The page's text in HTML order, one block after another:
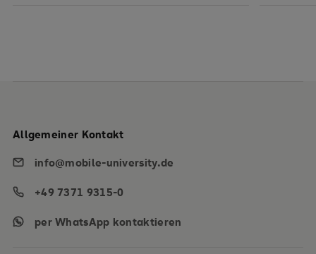
Allgemeiner Kontakt
info@mobile-university.de
+49 7371 9315-0
per WhatsApp kontaktieren